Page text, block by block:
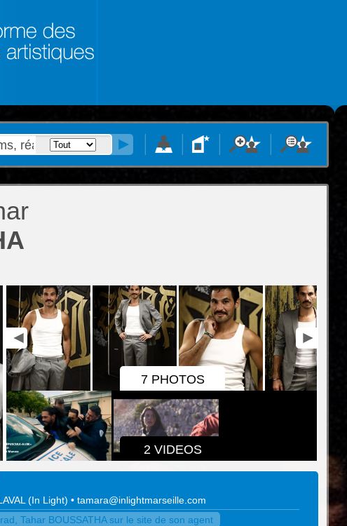
7 PHOTOS
2 VIDEOS
(In Light) • tamara@inlightmarseille.com
Tahar BOUSSATHA sur le site de son agent